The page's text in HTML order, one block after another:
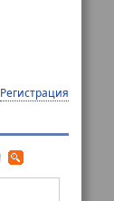
Регистрация